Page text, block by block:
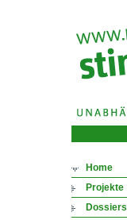
Home
Projekte
Dossiers